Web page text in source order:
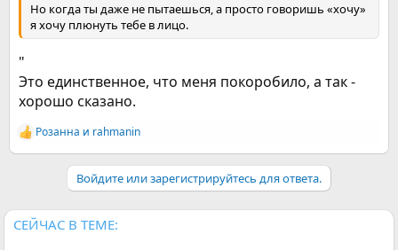
Но когда ты даже не пытаешься, а просто говоришь «хочу»
я хочу плюнуть тебе в лицо.
"
Это единственное, что меня покоробило, а так -
хорошо сказано.
Р
е
и
и
Розанна и rahmanin
Войдите или зарегистрируйтесь для ответа.
СЕЙЧАС В ТЕМЕ: